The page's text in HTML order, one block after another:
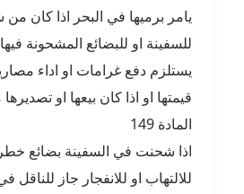
يامر برميها في البحر اذا كان من
للسفينة او للبضائع المشحونة فيها
يستلزم دفع غرامات او اداء
قيمتها او اذا كان بيعها او
المادة 149
اذا شحنت في السفينة بضائع
للالتهاب او للانفجار جاز